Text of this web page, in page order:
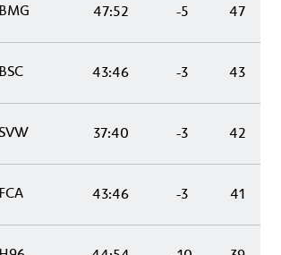
BMG 47:52 -5 47
BSC 43:46 -3 43
SVW 37:40 -3 42
FCA 43:46 -3 41